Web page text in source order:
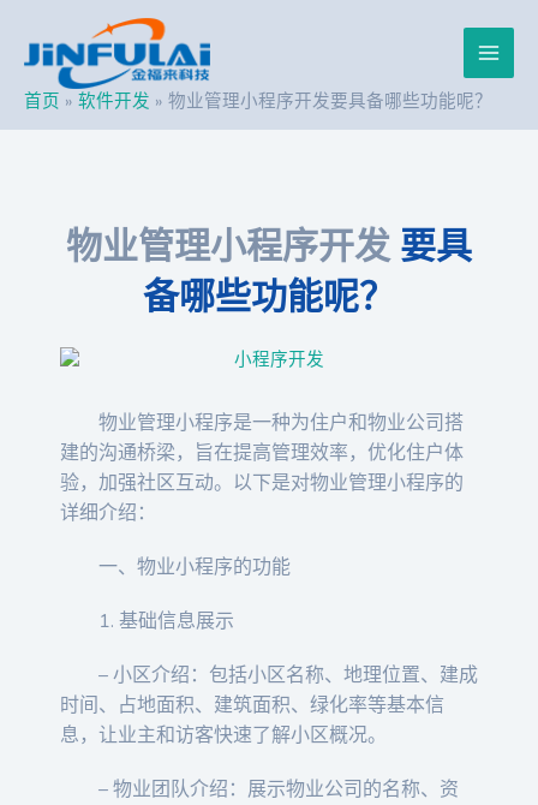
Main
首页 软件开发 物业管理小程序开发要具备哪些功能呢？
物业管理小程序开发要具
备哪些功能呢？
物业管理小程序是一种为住户和物业公司搭
建的沟通桥梁，旨在提高管理效率，优化住户体
验，加强社区互动。以下是对物业管理小程序的
详细介绍：
一、物业小程序的功能
1. 基础信息展示
– 小区介绍：包括小区名称、地理位置、建成
时间、占地面积、建筑面积、绿化率等基本信
息，让业主和访客快速了解小区概况。
– 物业团队介绍：展示物业公司的名称、资
navigation